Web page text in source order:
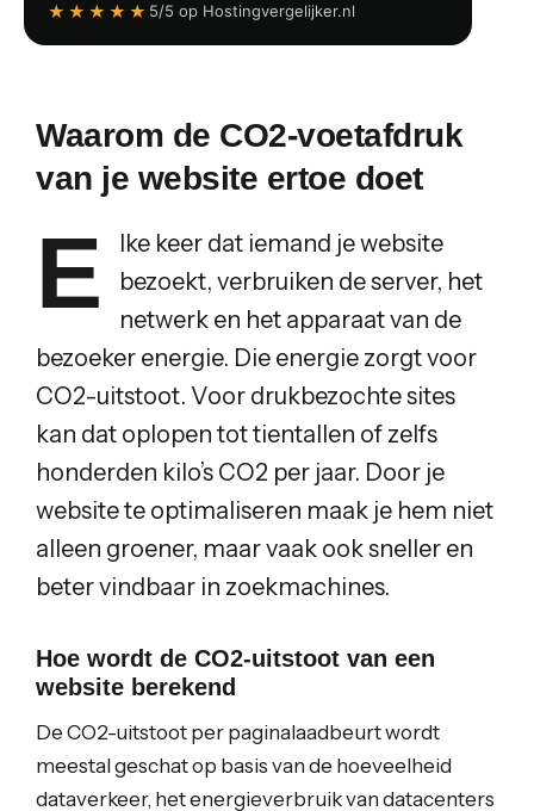
★★★★★ 5/5 op Hostingvergelijker.nl
Waarom de CO2-voetafdruk
van je website ertoe doet
E
lke keer dat iemand je website
bezoekt, verbruiken de server, het
netwerk en het apparaat van de
bezoeker energie. Die energie zorgt voor
CO2-uitstoot. Voor drukbezochte sites
kan dat oplopen tot tientallen of zelfs
honderden kilo’s CO2 per jaar. Door je
website te optimaliseren maak je hem niet
alleen groener, maar vaak ook sneller en
beter vindbaar in zoekmachines.
Hoe wordt de CO2-uitstoot van een
website berekend
De CO2-uitstoot per paginalaadbeurt wordt
meestal geschat op basis van de hoeveelheid
dataverkeer, het energieverbruik van datacenters